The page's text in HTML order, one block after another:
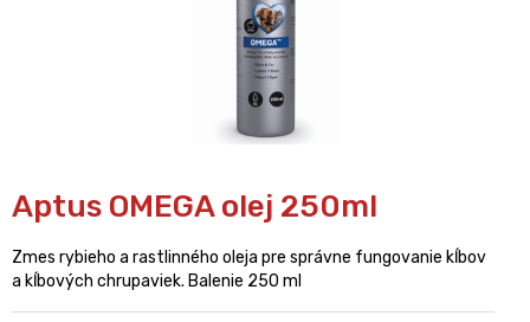
Aptus OMEGA olej 250ml
Zmes rybieho a rastlinného oleja pre správne fungovanie kĺbov
a kĺbových chrupaviek. Balenie 250 ml